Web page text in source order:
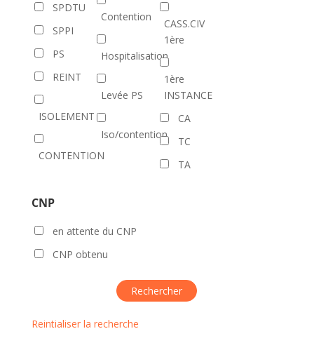
SPDTU
SPPI
PS
REINT
ISOLEMENT
CONTENTION
Contention
Hospitalisation
Levée PS
Iso/contention
CASS.CIV
1ère
1ère
INSTANCE
CA
TC
TA
CNP
en attente du CNP
CNP obtenu
Reintialiser la recherche